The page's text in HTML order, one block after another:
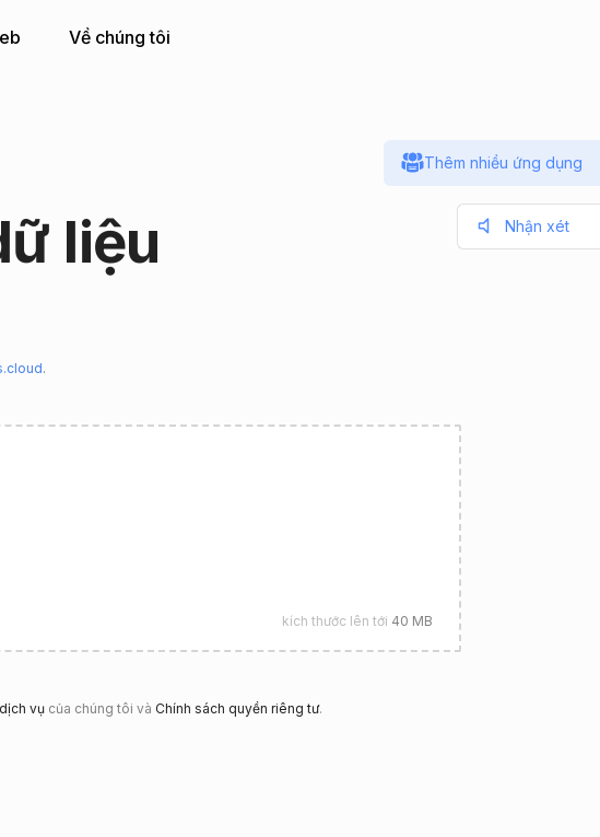
Về chúng tôi
liệu
.
kích thước lên tới 40 MB
vụcủa chúng tôi và Chính sách quyền riêng tư.
Thêm nhiều ứng dụng
Nhận xét